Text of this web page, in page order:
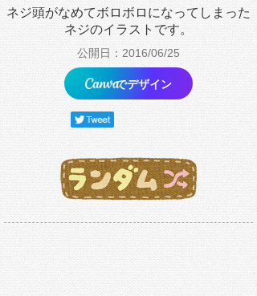
ネジ頭がなめてボロボロになってしまった
ネジのイラストです。
公開日：2016/06/25
でデザイン